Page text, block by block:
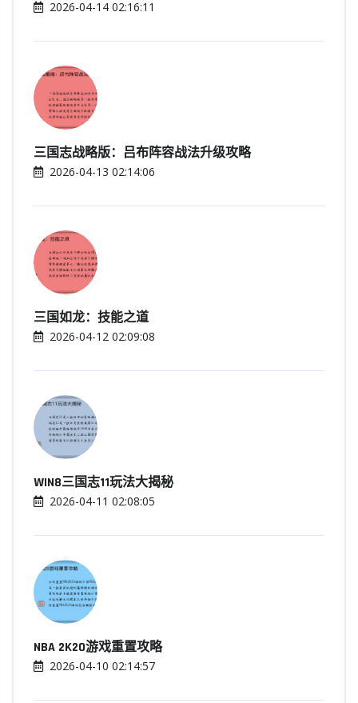
2026-04-14 02:16:11
三国志战略版：吕布阵容战法升级攻略
2026-04-13 02:14:06
三国如龙：技能之道
2026-04-12 02:09:08
WIN8三国志11玩法大揭秘
2026-04-11 02:08:05
NBA 2K20游戏重置攻略
2026-04-10 02:14:57